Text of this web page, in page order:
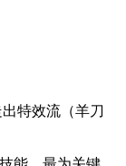
特效流（羊刀